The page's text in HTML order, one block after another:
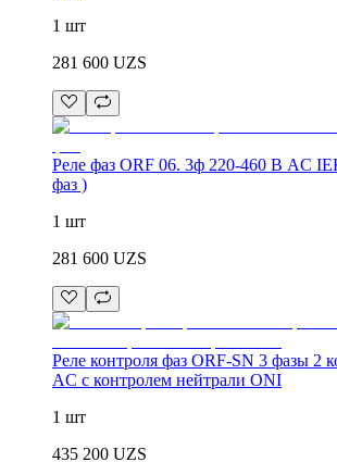
1 шт
281 600 UZS
Реле фаз ORF 06. 3ф 220-460 В AC
фаз )
1 шт
281 600 UZS
Реле контроля фаз ORF-SN 3 фазы 2
AC с контролем нейтрали ONI
1 шт
435 200 UZS